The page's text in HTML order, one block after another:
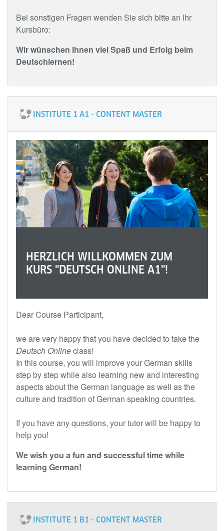
Bei sonstigen Fragen wenden Sie sich bitte an Ihr
Kursbüro:
Wir wünschen Ihnen viel Spaß und Erfolg beim
Deutschlernen!
INSTITUTE 1 A1 - CONTENT MASTER
HERZLICH WILLKOMMEN ZUM
KURS "DEUTSCH ONLINE A1"!
Dear Course Participant,
we are very happy that you have decided to take the
Deutsch Onlineclass!
In this course, you will improve your German skills
step by step while also learning new and interesting
aspects about the German language as well as the
culture and tradition of German speaking countries.
If you have any questions, your tutor will be happy to
help you!
We wish you a fun and successful time while
learning German!
INSTITUTE 1 B1 - CONTENT MASTER